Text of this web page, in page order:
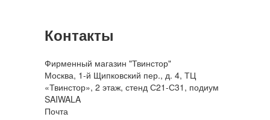
Контакты
Фирменный магазин "Твинстор"
Москва, 1-й Щипковский пер., д. 4, ТЦ
«Твинстор», 2 этаж, стенд С21-С31, подиум
SAIWALA
Почта